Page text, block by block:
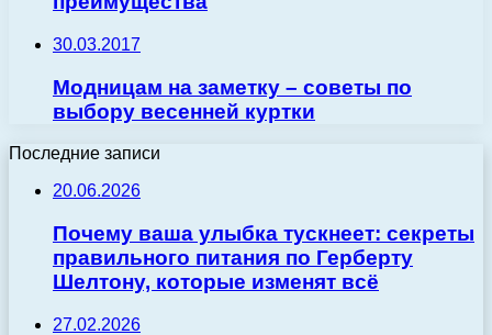
30.03.2017
Модницам на заметку – советы по
выбору весенней куртки
Последние записи
20.06.2026
Почему ваша улыбка тускнеет: секреты
правильного питания по Герберту
Шелтону, которые изменят всё
27.02.2026